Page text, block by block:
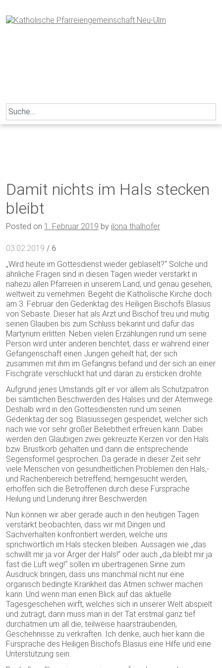
to
content
Search
for:
Damit nichts im Hals stecken
bleibt
Posted on 1. Februar 2019 by ilona thalhofer
03.02.2019 / 6
„Wird heute im Gottesdienst wieder geblaselt?“ Solche und
ähnliche Fragen sind in diesen Tagen wieder verstärkt in
nahezu allen Pfarreien in unserem Land, und genau gesehen,
weltweit zu vernehmen. Begeht die Katholische Kirche doch
am 3. Februar den Gedenktag des Heiligen Bischofs Blasius
von Sebaste. Dieser hat als Arzt und Bischof treu und mutig
seinen Glauben bis zum Schluss bekannt und dafür das
Martyrium erlitten. Neben vielen Erzählungen rund um seine
Person wird unter anderen berichtet, dass er während einer
Gefangenschaft einen Jungen geheilt hat, der sich
zusammen mit ihm im Gefängnis befand und der sich an einer
Fischgräte verschluckt hat und daran zu ersticken drohte.
Aufgrund jenes Umstands gilt er vor allem als Schutzpatron
bei sämtlichen Beschwerden des Halses und der Atemwege.
Deshalb wird in den Gottesdiensten rund um seinen
Gedenktag der sog. Blasiussegen gespendet, welcher sich
nach wie vor sehr großer Beliebtheit erfreuen kann. Dabei
werden den Gläubigen zwei gekreuzte Kerzen vor den Hals
bzw. Brustkorb gehalten und dann die entsprechende
Segensformel gesprochen. Da gerade in dieser Zeit sehr
viele Menschen von gesundheitlichen Problemen den Hals,-
und Rachenbereich betreffend, heimgesucht werden,
erhoffen sich die Betroffenen durch diese Fürsprache
Heilung und Linderung ihrer Beschwerden.
Nun können wir aber gerade auch in den heutigen Tagen
verstärkt beobachten, dass wir mit Dingen und
Sachverhalten konfrontiert werden, welche uns
sprichwörtlich im Hals stecken bleiben. Aussagen wie „das
schwillt mir ja vor Ärger der Hals!“ oder auch „da bleibt mir ja
fast die Luft weg!“ sollen im übertragenen Sinne zum
Ausdruck bringen, dass uns manchmal nicht nur eine
organisch bedingte Krankheit das Atmen schwer machen
kann. Und wenn man einen Blick auf das aktuelle
Tagesgeschehen wirft, welches sich in unserer Welt abspielt
und zuträgt, dann muss man in der Tat erstmal ganz tief
durchatmen um all die, teilweise haarsträubenden,
Geschehnisse zu verkraften. Ich denke, auch hier kann die
Fürsprache des Heiligen Bischofs Blasius eine Hilfe und eine
Unterstützung sein.